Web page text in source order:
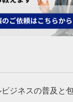
ジネスの普及と